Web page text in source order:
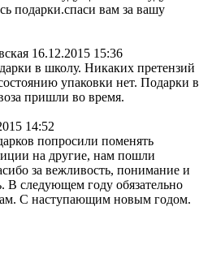
подарки.спаси вам за вашу
16.12.2015 15:36
в школу. Никаких претензий
упаковки нет. Подарки в
пришли во время.
14:52
попросили поменять
на другие, нам пошли
за вежливость, понимание и
В следующем году обязательно
С наступающим новым годом.